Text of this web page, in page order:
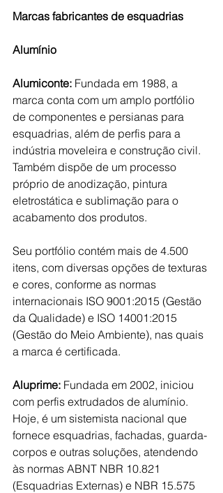
Marcas fabricantes de esquadrias
Alumínio
Alumiconte: Fundada em 1988, a
marca conta com um amplo portfólio
de componentes e persianas para
esquadrias, além de perfis para a
indústria moveleira e construção civil.
Também dispõe de um processo
próprio de anodização, pintura
eletrostática e sublimação para o
acabamento dos produtos.
Seu portfólio contém mais de 4.500
itens, com diversas opções de texturas
e cores, conforme as normas
internacionais ISO 9001:2015 (Gestão
da Qualidade) e ISO 14001:2015
(Gestão do Meio Ambiente), nas quais
a marca é certificada.
Aluprime: Fundada em 2002, iniciou
com perfis extrudados de alumínio.
Hoje, é um sistemista nacional que
fornece esquadrias, fachadas, guarda-
corpos e outras soluções, atendendo
às normas ABNT NBR 10.821
(Esquadrias Externas) e NBR 15.575